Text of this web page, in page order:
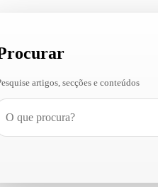
artigos, secções e conteúdos